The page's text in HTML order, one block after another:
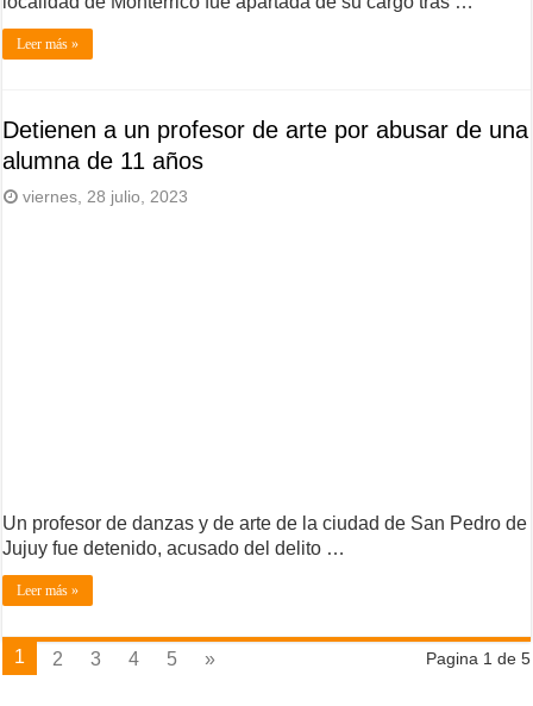
Leer más »
Detienen a un profesor de arte por abusar de una
alumna de 11 años
viernes, 28 julio, 2023
Un profesor de danzas y de arte de la ciudad de San Pedro de
Jujuy fue detenido, acusado del delito …
Leer más »
Pagina 1 de 5
1 2 3 4 5 »